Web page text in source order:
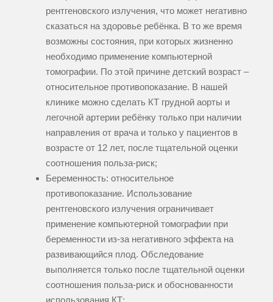
рентгеновского излучения, что может негативно
сказаться на здоровье ребёнка. В то же время
возможны состояния, при которых жизненно
необходимо применение компьютерной
томографии. По этой причине детский возраст –
относительное противопоказание. В нашей
клинике можно сделать КТ грудной аорты и
легочной артерии ребёнку только при наличии
направления от врача и только у пациентов в
возрасте от 12 лет, после тщательной оценки
соотношения польза-риск;
Беременность: относительное
противопоказание. Использование
рентгеновского излучения ограничивает
применение компьютерной томографии при
беременности из-за негативного эффекта на
развивающийся плод. Обследование
выполняется только после тщательной оценки
соотношения польза-риск и обоснованности
использования КТ;